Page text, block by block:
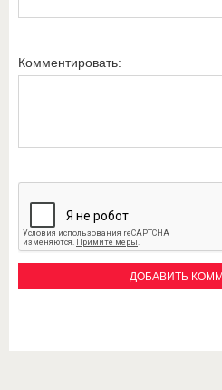
Комментировать: